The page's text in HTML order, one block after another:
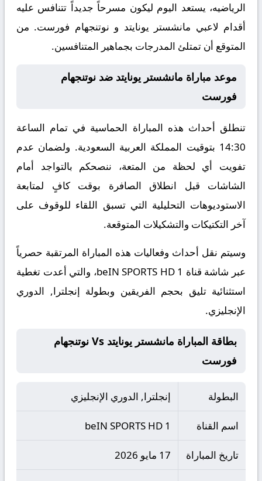
الرياضيه، يستعد اليوم ليكون مسرحاً جديداً تتنافس عليه
أقدام لاعبي مانشستر يونايتد و نوتنجهام فورست. من
المتوقع أن تمتلئ المدرجات بجماهير المتنافسين.
موعد مباراة مانشستر يونايتد ضد نوتنجهام
فورست
تنطلق أحداث هذه المباراة الحماسية في تمام الساعة
14:30 بتوقيت المملكة العربية السعودية. ولضمان عدم
تفويت أي لحظة من المتعة، ننصحكم بالتواجد أمام
الشاشات قبل انطلاق الصافرة بوقت كافٍ لمتابعة
الاستوديوهات التحليلية التي تسبق اللقاء للوقوف على
آخر التكتيكات والتشكيلات المتوقعة.
​وسيتم نقل أحداث وفعاليات هذه المباراة المرتقبة حصرياً
عبر شاشة قناة beIN SPORTS HD 1، والتي أعدت تغطية
استثنائية تليق بحجم الفريقين وبطولة إنجلترا, الدوري
الإنجليزي.
بطاقة المباراة مانشستر يونايتد Vs نوتنجهام
فورست
البطولة إنجلترا, الدوري الإنجليزي
اسم القناة beIN SPORTS HD 1
تاريخ المباراة 17 مايو 2026